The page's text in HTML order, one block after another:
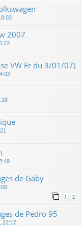
2007
VW Fr du 3/01/07)
de Gaby
1 2
de Pedro 95
22:17